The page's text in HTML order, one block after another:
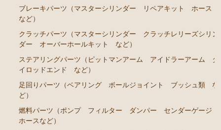
ステアリングパーツ（ピットマンアーム アイドラー
足回りパーツ（ベアリング ボールジョイント ブッ
燃料パーツ（ポンプ フィルター ダンパー センダ
ーゲージ ホースなど）
駆動パーツ（センターサポートベアリング ドライブ
シャフトブーツ デフなど）
ラベル
ブレーキパーツ（マスターシリンダー リペアキット ホース
など）
クラッチパーツ（マスターシリンダー クラッチレリーズシリン
ダー オーバーホールキット など）
ステアリングパーツ（ピットマンアーム アイドラーアーム タ
イロッドエンド など）
足回りパーツ（ベアリング ボールジョイント ブッシュ類 な
ど）
燃料パーツ（ポンプ フィルター ダンパー センダーゲージ
ホースなど）